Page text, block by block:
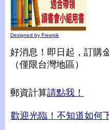
Designed by Freepik
好消息！即日起，訂購
（僅限台灣地區）
郵資計算請點我！
歡迎光臨！不知道如何